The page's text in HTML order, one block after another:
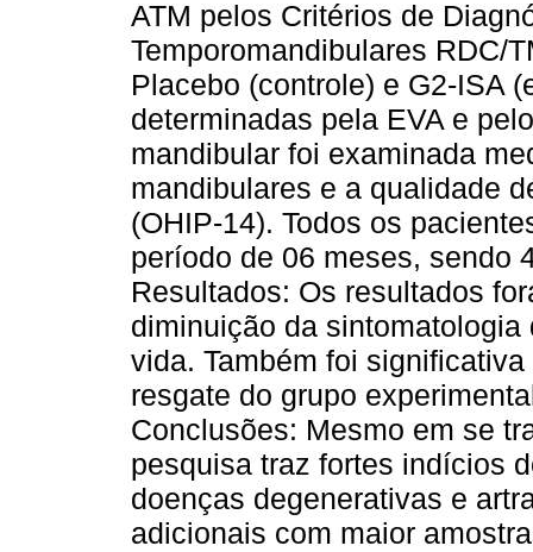
ATM pelos Critérios de
Temporomandibulares RDC/
Placebo (controle) e G2-ISA
determinadas pela EVA e
mandibular foi examinada
mandibulares e a qualidade
(OHIP-14). Todos os
período de 06 meses, sendo
Resultados: Os resultados
diminuição da
vida. Também foi
resgate do grupo
Conclusões: Mesmo em se
pesquisa traz fortes indícios
doenças degenerativas e
adicionais com maior